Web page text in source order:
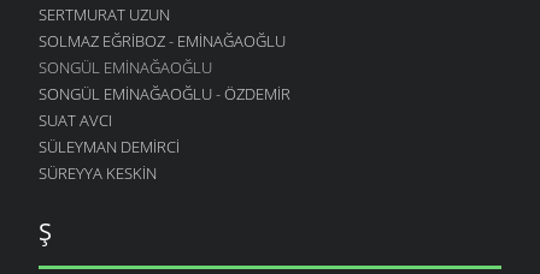
SERTMURAT UZUN
SOLMAZ EĞRIBOZ - EMINAĞAOĞLU
SONGÜL EMINAĞAOĞLU
SONGÜL EMINAĞAOĞLU - ÖZDEMIR
SUAT AVCI
SÜLEYMAN DEMIRCI
SÜREYYA KESKIN
Ş